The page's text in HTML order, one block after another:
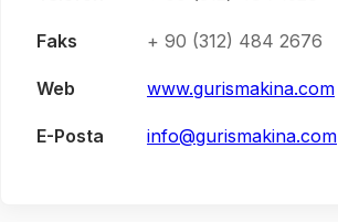
Faks + 90 (312) 484 2676
Web www.gurismakina.com
E-Posta info@gurismakina.com